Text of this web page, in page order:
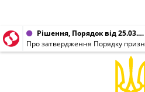
Рішення, Порядок від 25.03.2026 № 15/21/4018/К03